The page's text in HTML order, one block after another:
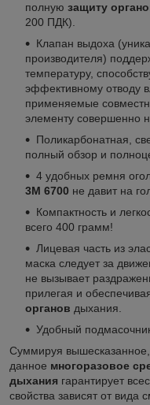
полную защиту
200 ПДК).
Клапан выдоха
производителя)
температуру,
эффективному отводу
применяемые
элементу совершенно
Поликарбонатная,
полный обзор и
4 удобных ремня
3М 6700 не давит на
Компактность и
всего 400 грамм!
Лицевая часть из
маска следует за
не вызывает
прилегая и
органов дыхания.
Удобный
Суммируя
данное многоразовое
дыхания гарантирует
свойства зависят от